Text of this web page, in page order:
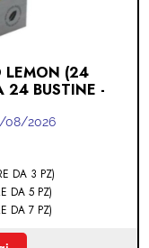
LEMON (24
24 BUSTINE -
08/2026
DA 3 PZ)
DA 5 PZ)
DA 7 PZ)